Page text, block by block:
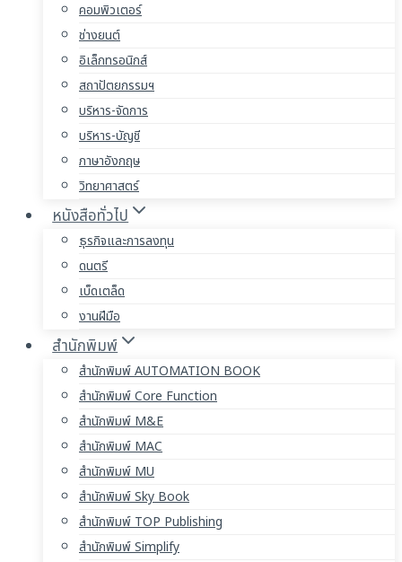
คอมพิวเตอร์
ช่างยนต์
อิเล็กทรอนิกส์
สถาปัตยกรรมฯ
บริหาร-จัดการ
บริหาร-บัญชี
ภาษาอังกฤษ
วิทยาศาสตร์
หนังสือทั่วไป
ธุรกิจและการลงทุน
ดนตรี
เบ็ดเตล็ด
งานฝีมือ
สำนักพิมพ์
สำนักพิมพ์ AUTOMATION BOOK
สำนักพิมพ์ Core Function
สำนักพิมพ์ M&E
สำนักพิมพ์ MAC
สำนักพิมพ์ MU
สำนักพิมพ์ Sky Book
สำนักพิมพ์ TOP Publishing
สำนักพิมพ์ Simplify